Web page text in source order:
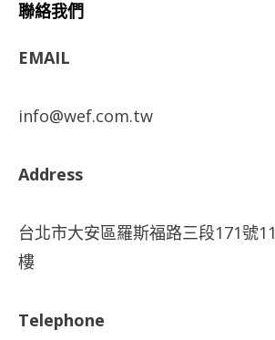
聯絡我們
EMAIL
info@wef.com.tw
Address
台北市大安區羅斯福路三段171號11
樓
Telephone